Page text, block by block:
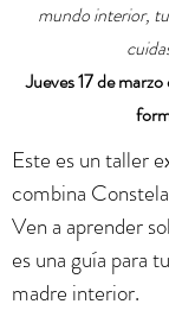
mundo interior,
Jueves 17 de
Este es un taller
combina
Ven a aprender
es una guía para
madre interior.